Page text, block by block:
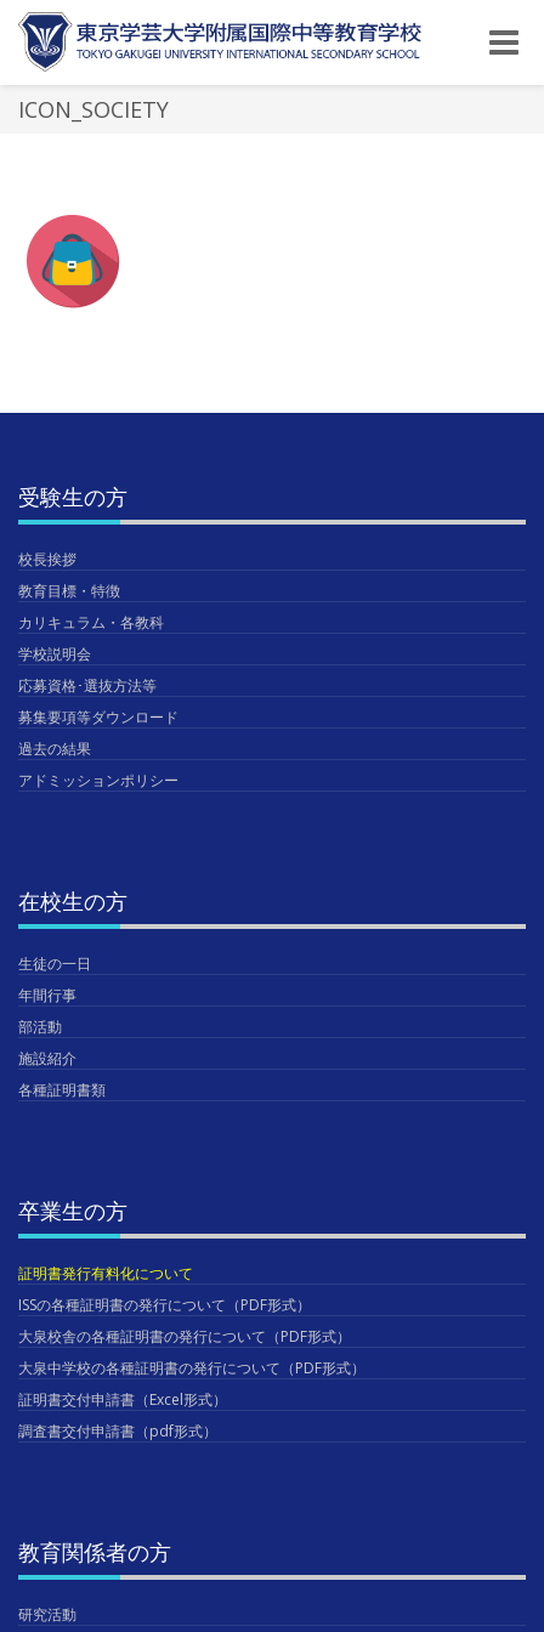
Toggle
ICON_SOCIETY
受験生の方
校長挨拶
教育目標・特徴
カリキュラム・各教科
学校説明会
応募資格･選抜方法等
募集要項等ダウンロード
過去の結果
アドミッションポリシー
在校生の方
生徒の一日
年間行事
部活動
施設紹介
各種証明書類
卒業生の方
証明書発行有料化について
ISSの各種証明書の発行について（PDF形式）
大泉校舎の各種証明書の発行について（PDF形式）
大泉中学校の各種証明書の発行について（PDF形式）
証明書交付申請書（Excel形式）
調査書交付申請書（pdf形式）
教育関係者の方
研究活動